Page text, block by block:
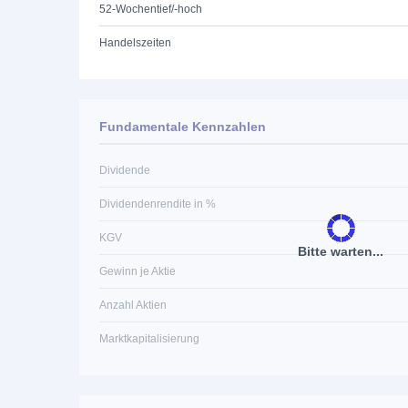
52-Wochentief/-hoch
Handelszeiten
Bitte warten...
Fundamentale Kennzahlen
Dividende
Dividendenrendite in %
KGV
Gewinn je Aktie
Anzahl Aktien
Marktkapitalisierung